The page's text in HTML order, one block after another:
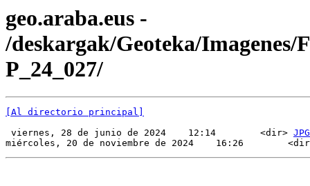
geo.araba.eus -
/deskargak/Geoteka/Imagenes/
P_24_027/
[Al directorio principal]
viernes, 28 de junio de 2024    12:14        <dir> JPG
miércoles, 20 de noviembre de 2024    16:26